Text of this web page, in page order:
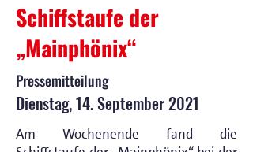
Schiffstaufe der
„Mainphönix“
Pressemitteilung
Dienstag, 14. September 2021
Am Wochenende fand die